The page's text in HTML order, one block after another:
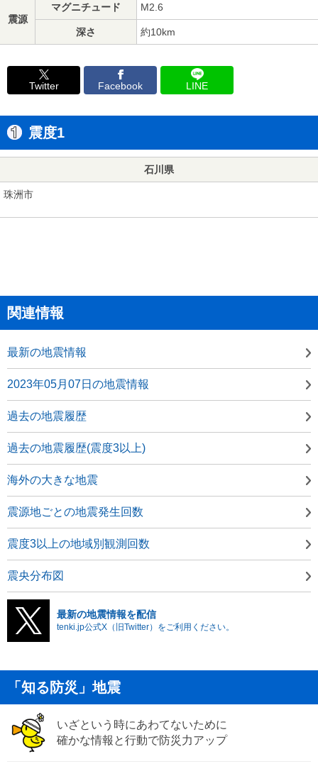
震源
マグニチュード M2.6
深さ 約10km
Twitter Facebook LINE
震度1
石川県
珠洲市
関連情報
最新の地震情報
2023年05月07日の地震情報
過去の地震履歴
過去の地震履歴(震度3以上)
海外の大きな地震
震源地ごとの地震発生回数
震度3以上の地域別観測回数
震央分布図
最新の地震情報を配信
tenki.jp公式X（旧Twitter）をご利用ください。
「知る防災」地震
いざという時にあわてないために
確かな情報と行動で防災力アップ